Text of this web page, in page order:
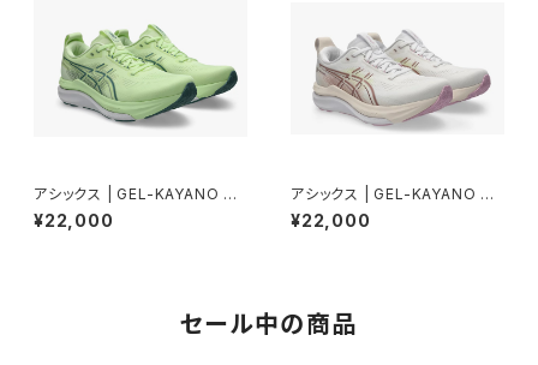
アシックス | GEL-KAYANO 33
| ILLUMINATEYELLOW/WHI
TE | Men
¥22,000
アシックス | GEL-KAYANO 33
| WHITE/HAZYLILAC | Wom
en
¥22,000
セール中の商品